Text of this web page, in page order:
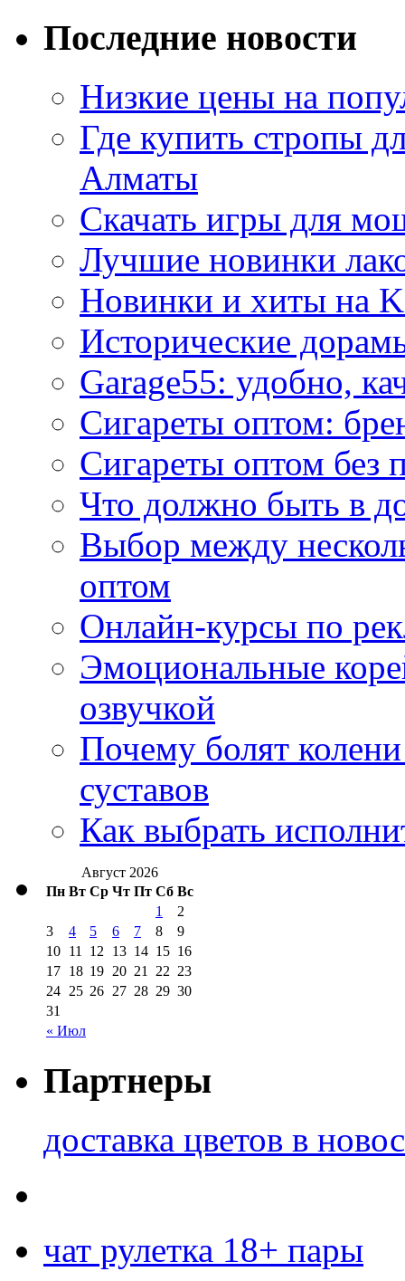
Последние новости
Низкие цены на
Где купить стропы
Алматы
Скачать игры для
Лучшие новинки
Новинки и хиты на
Исторические
Garage55: удобно,
Сигареты оптом:
Сигареты оптом без
Что должно быть в
Выбор между
оптом
Онлайн-курсы по
Эмоциональные
озвучкой
Почему болят
суставов
Как выбрать
Август 2026
Пн Вт Ср Чт Пт Сб Вс
« Июл
1
2
3
4 5 6 7 8
9
10 11 12 13 14 15 16
17 18 19 20 21 22 23
24 25 26 27 28 29 30
31
Партнеры
доставка цветов в
чат рулетка 18+ пары